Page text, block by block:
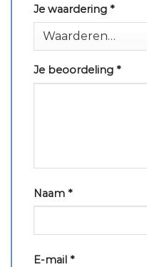
Je waardering *
Je beoordeling *
Naam *
E-mail *